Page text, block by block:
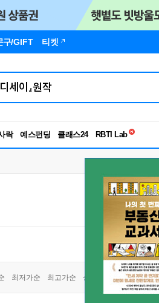
구/GIFT 티켓
락 예스펀딩 클래스24
독서유형검사
최저가순 최고가순 상품명순